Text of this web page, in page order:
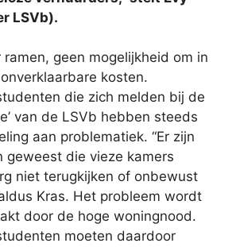
LSVb).
ramen, geen mogelijkheid om in
kosten.
die zich melden bij de
van de LSVb hebben steeds
aan problematiek. “Er zijn
geweest die vieze kamers
niet terugkijken of onbewust
Kras. Het probleem wordt
door de hoge woningnood.
moeten daardoor